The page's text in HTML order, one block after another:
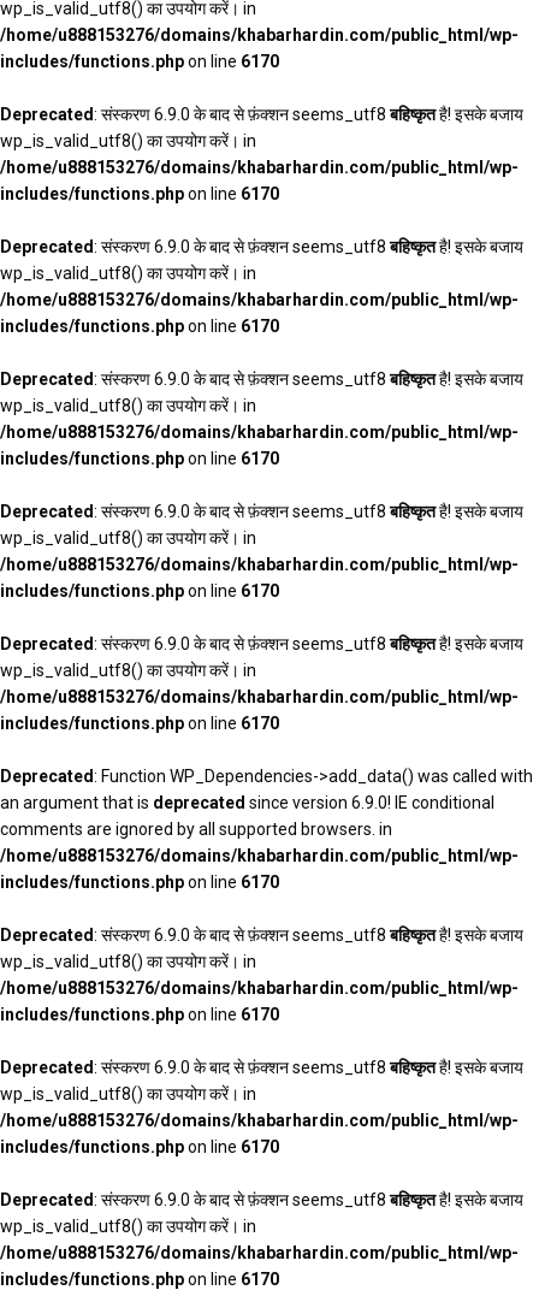
wp_is_valid_utf8() का उपयोग करें। in
/home/u888153276/domains/khabarhardin.com/public_html/wp-
includes/functions.phpon line 6170
Deprecated: संस्करण 6.9.0 के बाद से फ़ंक्शन seems_utf8बहिष्कृतहै! इसके बजाय
wp_is_valid_utf8() का उपयोग करें। in
/home/u888153276/domains/khabarhardin.com/public_html/wp-
includes/functions.phpon line 6170
Deprecated: संस्करण 6.9.0 के बाद से फ़ंक्शन seems_utf8बहिष्कृतहै! इसके बजाय
wp_is_valid_utf8() का उपयोग करें। in
/home/u888153276/domains/khabarhardin.com/public_html/wp-
includes/functions.phpon line 6170
Deprecated: संस्करण 6.9.0 के बाद से फ़ंक्शन seems_utf8बहिष्कृतहै! इसके बजाय
wp_is_valid_utf8() का उपयोग करें। in
/home/u888153276/domains/khabarhardin.com/public_html/wp-
includes/functions.phpon line 6170
Deprecated: संस्करण 6.9.0 के बाद से फ़ंक्शन seems_utf8बहिष्कृतहै! इसके बजाय
wp_is_valid_utf8() का उपयोग करें। in
/home/u888153276/domains/khabarhardin.com/public_html/wp-
includes/functions.phpon line 6170
Deprecated: संस्करण 6.9.0 के बाद से फ़ंक्शन seems_utf8बहिष्कृतहै! इसके बजाय
wp_is_valid_utf8() का उपयोग करें। in
/home/u888153276/domains/khabarhardin.com/public_html/wp-
includes/functions.phpon line 6170
Deprecated: Function WP_Dependencies->add_data() was called with
an argument that is deprecated since version 6.9.0! IE conditional
comments are ignored by all supported browsers. in
/home/u888153276/domains/khabarhardin.com/public_html/wp-
includes/functions.phpon line 6170
Deprecated: संस्करण 6.9.0 के बाद से फ़ंक्शन seems_utf8बहिष्कृतहै! इसके बजाय
wp_is_valid_utf8() का उपयोग करें। in
/home/u888153276/domains/khabarhardin.com/public_html/wp-
includes/functions.phpon line 6170
Deprecated: संस्करण 6.9.0 के बाद से फ़ंक्शन seems_utf8बहिष्कृतहै! इसके बजाय
wp_is_valid_utf8() का उपयोग करें। in
/home/u888153276/domains/khabarhardin.com/public_html/wp-
includes/functions.phpon line 6170
Deprecated: संस्करण 6.9.0 के बाद से फ़ंक्शन seems_utf8बहिष्कृतहै! इसके बजाय
wp_is_valid_utf8() का उपयोग करें। in
/home/u888153276/domains/khabarhardin.com/public_html/wp-
includes/functions.phpon line 6170